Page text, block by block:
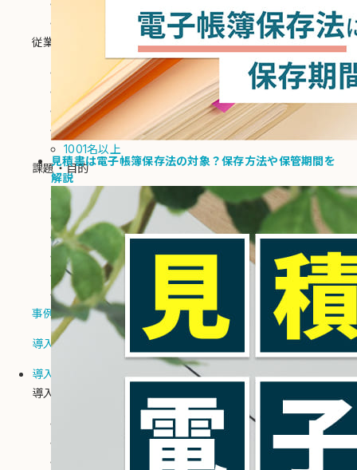
従業員数
1～50名
51～100名
101～500名
501～1000名
1001名以上
課題・目的
システム連携
脱属人化
手作業ミスの解消
業務時間削減
コスト・人件費削減
法令対応
事例動画
導入企業ユーザー座談会
導入事例
導入事例
導入企業ユーザー座談会
見積書は電子帳簿保存法の対象？保存方法や保管期間を
解説